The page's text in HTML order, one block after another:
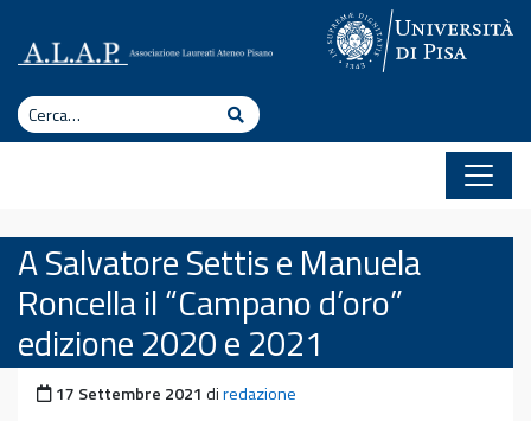
Cerca Cerca
A Salvatore Settis e Manuela
Roncella il “Campano d’oro”
edizione 2020 e 2021
Pubblicato il
17 Settembre 2021 diredazione